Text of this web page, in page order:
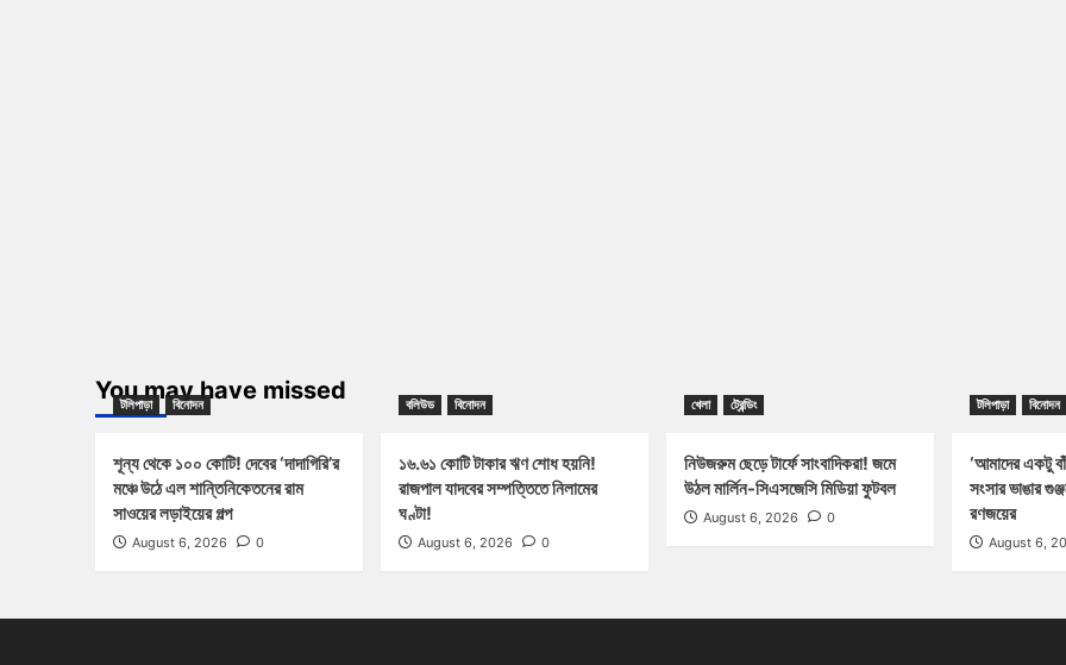
You may have missed
টলিপাড়া বিনোদন
শূন্য থেকে ১০০ কোটি! দেবের ‘দাদাগিরি’র
মঞ্চে উঠে এল শান্তিনিকেতনের রাম
সাওয়ের লড়াইয়ের গল্প
August 6, 2026 0
বলিউড বিনোদন
১৬.৬১ কোটি টাকার ঋণ শোধ হয়নি!
রাজপাল যাদবের সম্পত্তিতে নিলামের
ঘণ্টা!
August 6, 2026 0
খেলা ট্রেন্ডিং
নিউজরুম ছেড়ে টার্ফে সাংবাদিকরা! জমে
উঠল মার্লিন-সিএসজেসি মিডিয়া ফুটবল
August 6, 2026 0
টলিপাড়া বিনোদন
‘আমাদের একটু
সংসার ভাঙার
রণজয়ের
August 6,